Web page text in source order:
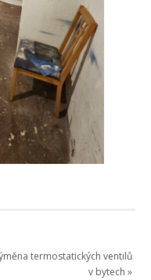
termostatických ventilů
v bytech »